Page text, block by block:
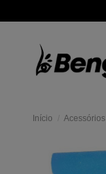
Início Acessórios